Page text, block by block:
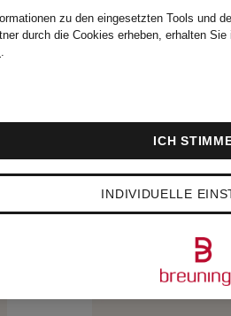
zu den eingesetzten Tools und
durch die Cookies erheben, erhalten Sie
.
INDIVIDUELLE
ICH